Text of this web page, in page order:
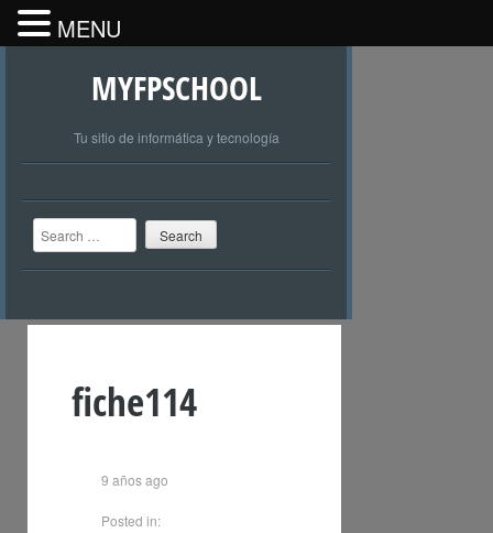
MYFPSCHOOL
Tu sitio de informática y tecnología
Search
fiche114
9 años ago
Posted in:
MENU